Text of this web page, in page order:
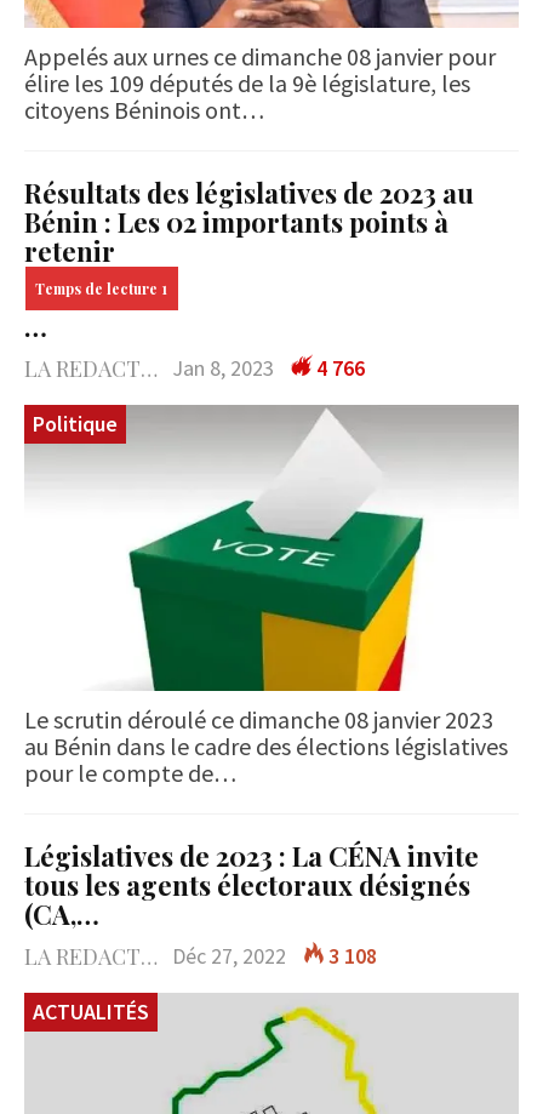
Appelés aux urnes ce dimanche 08 janvier pour
élire les 109 députés de la 9è législature, les
citoyens Béninois ont…
Résultats des législatives de 2023 au
Bénin : Les 02 importants points à
retenir
…
LA REDACTION Jan 8, 2023
4 766
Politique
Le scrutin déroulé ce dimanche 08 janvier 2023
au Bénin dans le cadre des élections législatives
pour le compte de…
Législatives de 2023 : La CÉNA invite
tous les agents électoraux désignés
(CA,…
LA REDACTION Déc 27, 2022
3 108
ACTUALITÉS